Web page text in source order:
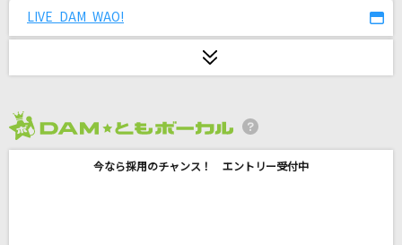
Stay Alive
怪獣の花唄
褒めているの?
LIVE DAM WAO!
今なら採用のチャンス！ エントリー受付中